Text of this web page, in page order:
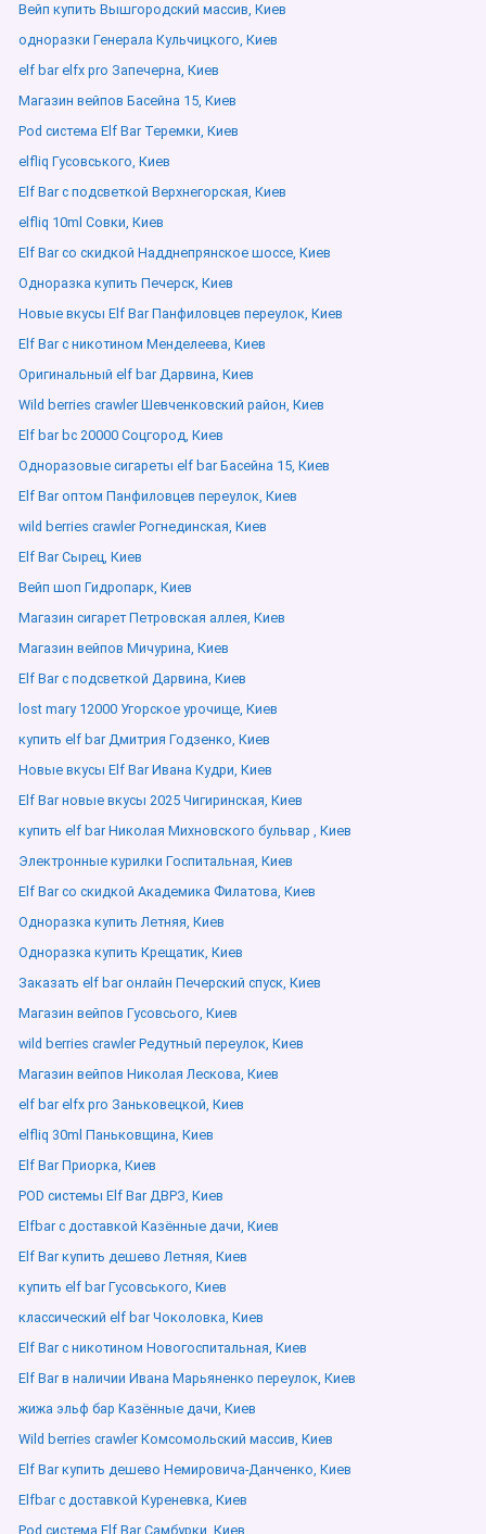
Вейп купить Вышгородский массив, Киев
одноразки Генерала Кульчицкого, Киев
elf bar elfx pro Запечерна, Киев
Магазин вейпов Басейна 15, Киев
Pod система Elf Bar Теремки, Киев
elfliq Гусовського, Киев
Elf Bar с подсветкой Верхнегорская, Киев
elfliq 10ml Совки, Киев
Elf Bar со скидкой Надднепрянское шоссе, Киев
Одноразка купить Печерск, Киев
Новые вкусы Elf Bar Панфиловцев переулок, Киев
Elf Bar с никотином Менделеева, Киев
Оригинальный elf bar Дарвина, Киев
Wild berries crawler Шевченковский район, Киев
Elf bar bc 20000 Соцгород, Киев
Одноразовые сигареты elf bar Басейна 15, Киев
Elf Bar оптом Панфиловцев переулок, Киев
wild berries crawler Рогнединская, Киев
Elf Bar Сырец, Киев
Вейп шоп Гидропарк, Киев
Магазин сигарет Петровская аллея, Киев
Магазин вейпов Мичурина, Киев
Elf Bar с подсветкой Дарвина, Киев
lost mary 12000 Угорское урочище, Киев
купить elf bar Дмитрия Годзенко, Киев
Новые вкусы Elf Bar Ивана Кудри, Киев
Elf Bar новые вкусы 2025 Чигиринская, Киев
купить elf bar Николая Михновского бульвар , Киев
Электронные курилки Госпитальная, Киев
Elf Bar со скидкой Академика Филатова, Киев
Одноразка купить Летняя, Киев
Одноразка купить Крещатик, Киев
Заказать elf bar онлайн Печерский спуск, Киев
Магазин вейпов Гусовсього, Киев
wild berries crawler Редутный переулок, Киев
Магазин вейпов Николая Лескова, Киев
elf bar elfx pro Заньковецкой, Киев
elfliq 30ml Паньковщина, Киев
Elf Bar Приорка, Киев
POD системы Elf Bar ДВРЗ, Киев
Elfbar с доставкой Казённые дачи, Киев
Elf Bar купить дешево Летняя, Киев
купить elf bar Гусовського, Киев
классический elf bar Чоколовка, Киев
Elf Bar с никотином Новогоспитальная, Киев
Elf Bar в наличии Ивана Марьяненко переулок, Киев
жижа эльф бар Казённые дачи, Киев
Wild berries crawler Комсомольский массив, Киев
Elf Bar купить дешево Немировича-Данченко, Киев
Elfbar с доставкой Куреневка, Киев
Pod система Elf Bar Самбурки, Киев